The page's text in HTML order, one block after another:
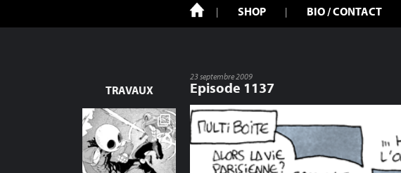
SHOP BIO / CONTACT
TRAVAUX
23 septembre 2009
Episode 1137